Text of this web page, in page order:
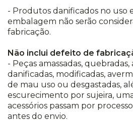
- Produtos danificados no uso
embalagem não serão
fabricação.
Não inclui defeito de
- Peças amassadas,
danificadas, modificadas,
de mau uso ou desgastadas,
escurecimento por sujeira,
acessórios passam por
antes do envio.